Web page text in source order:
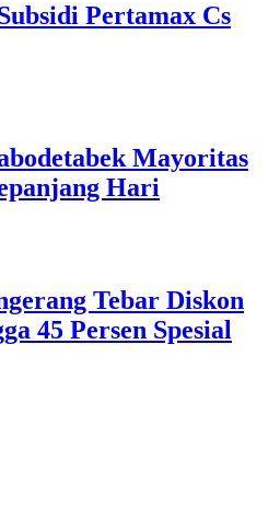
Pertamax Cs
Mayoritas
Hari
Tebar Diskon
45 Persen Spesial